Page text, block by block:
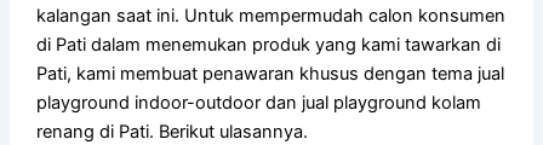
kalangan saat ini. Untuk mempermudah calon konsumen
di Pati dalam menemukan produk yang kami tawarkan di
Pati, kami membuat penawaran khusus dengan tema jual
playground indoor-outdoor dan jual playground kolam
renang di Pati. Berikut ulasannya.